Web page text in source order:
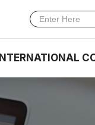
INTERNATIONAL